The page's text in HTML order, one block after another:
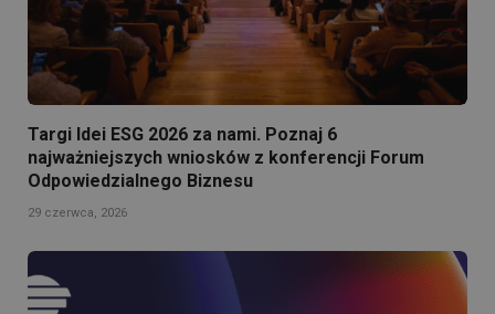
Targi Idei ESG 2026 za nami. Poznaj 6
najważniejszych wniosków z konferencji Forum
Odpowiedzialnego Biznesu
29 czerwca, 2026